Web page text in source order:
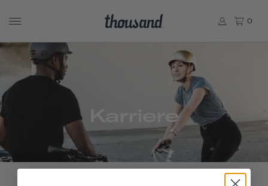
0
Karriere